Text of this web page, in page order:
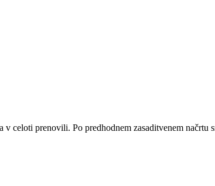
celoti prenovili. Po predhodnem zasaditvenem načrtu